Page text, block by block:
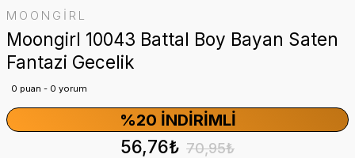
MOONGİRL
Moongirl 10043 Battal Boy Bayan Saten
Fantazi Gecelik
0 puan - 0 yorum
%20 İNDIRIMLI
56,76₺ 70,95₺